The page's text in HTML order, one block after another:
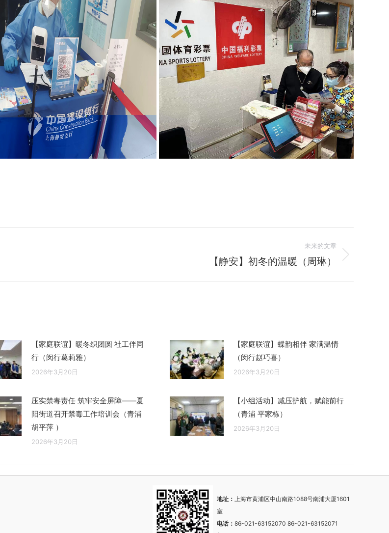
未来的文章
【静安】初冬的温暖（周琳）
【家庭联谊】暖冬织团圆 社工伴同
行（闵行葛莉雅）
2026年3月20日
【家庭联谊】蝶韵相伴 家满温情
（闵行赵巧喜）
2026年3月20日
压实禁毒责任 筑牢安全屏障——夏
阳街道召开禁毒工作培训会（青浦
胡平萍 ）
2026年3月20日
【小组活动】减压护航，赋能前行
（青浦 平家栋）
2026年3月20日
地址： 上海市黄浦区中山南路1088号南浦大厦1601
室
电话：86-021-63152070 86-021-63152071